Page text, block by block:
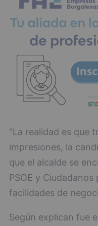
"La realidad es que
impresiones, la
que el alcalde se
PSOE y
facilidades de
Según explican fue